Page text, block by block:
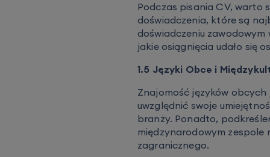
Podczas pisania CV, warto
doświadczenia, które są
doświadczeniu
jakie osiągnięcia udało się
1.5 Języki Obce i
Znajomość języków
uwzględnić swoje
branży. Ponadto,
międzynarodowym
zagranicznego.